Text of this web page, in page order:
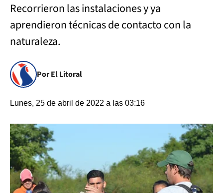
Recorrieron las instalaciones y ya
aprendieron técnicas de contacto con la
naturaleza.
Por El Litoral
Lunes, 25 de abril de 2022 a las 03:16